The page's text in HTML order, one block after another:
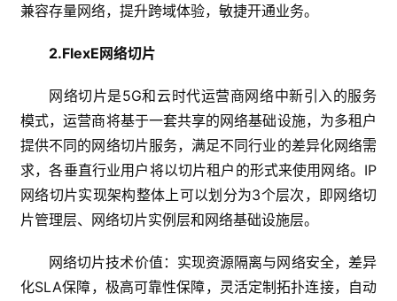
兼容存量网络，提升跨域体验，敏捷开通业务。
2.FlexE网络切片
网络切片是5G和云时代运营商网络中新引入的服务
模式，运营商将基于一套共享的网络基础设施，为多租户
提供不同的网络切片服务，满足不同行业的差异化网络需
求，各垂直行业用户将以切片租户的形式来使用网络。IP
网络切片实现架构整体上可以划分为3个层次，即网络切
片管理层、网络切片实例层和网络基础设施层。
网络切片技术价值：实现资源隔离与网络安全，差异
化SLA保障，极高可靠性保障，灵活定制拓扑连接，自动